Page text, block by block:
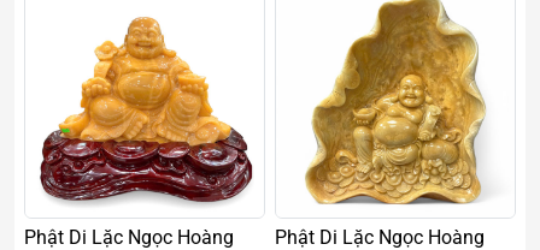
Phật Di Lặc Ngọc Hoàng
Phật Di Lặc Ngọc Hoàng